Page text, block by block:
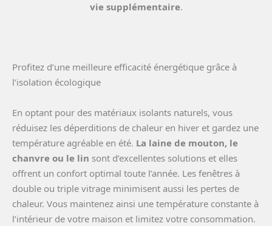
vie supplémentaire.
Profitez d’une meilleure efficacité énergétique grâce à
l’isolation écologique
En optant pour des matériaux isolants naturels, vous
réduisez les déperditions de chaleur en hiver et gardez une
température agréable en été. La laine de mouton, le
chanvre ou le lin sont d’excellentes solutions et elles
offrent un confort optimal toute l’année. Les fenêtres à
double ou triple vitrage minimisent aussi les pertes de
chaleur. Vous maintenez ainsi une température constante à
l’intérieur de votre maison et limitez votre consommation.